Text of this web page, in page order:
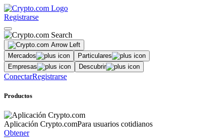
Registrarse
Mercados
Particulares
Empresas
Descubrir
ConectarRegistrarse
Productos
Aplicación Crypto.comPara usuarios cotidianos
Obtener